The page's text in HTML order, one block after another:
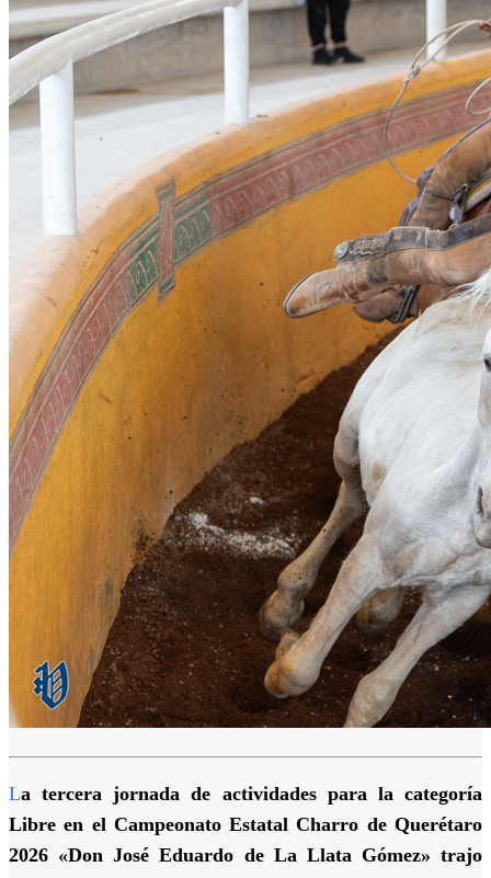
La tercera jornada de actividades para la categoría
Libre en el Campeonato Estatal Charro de Querétaro
2026 «Don José Eduardo de La Llata Gómez» trajo